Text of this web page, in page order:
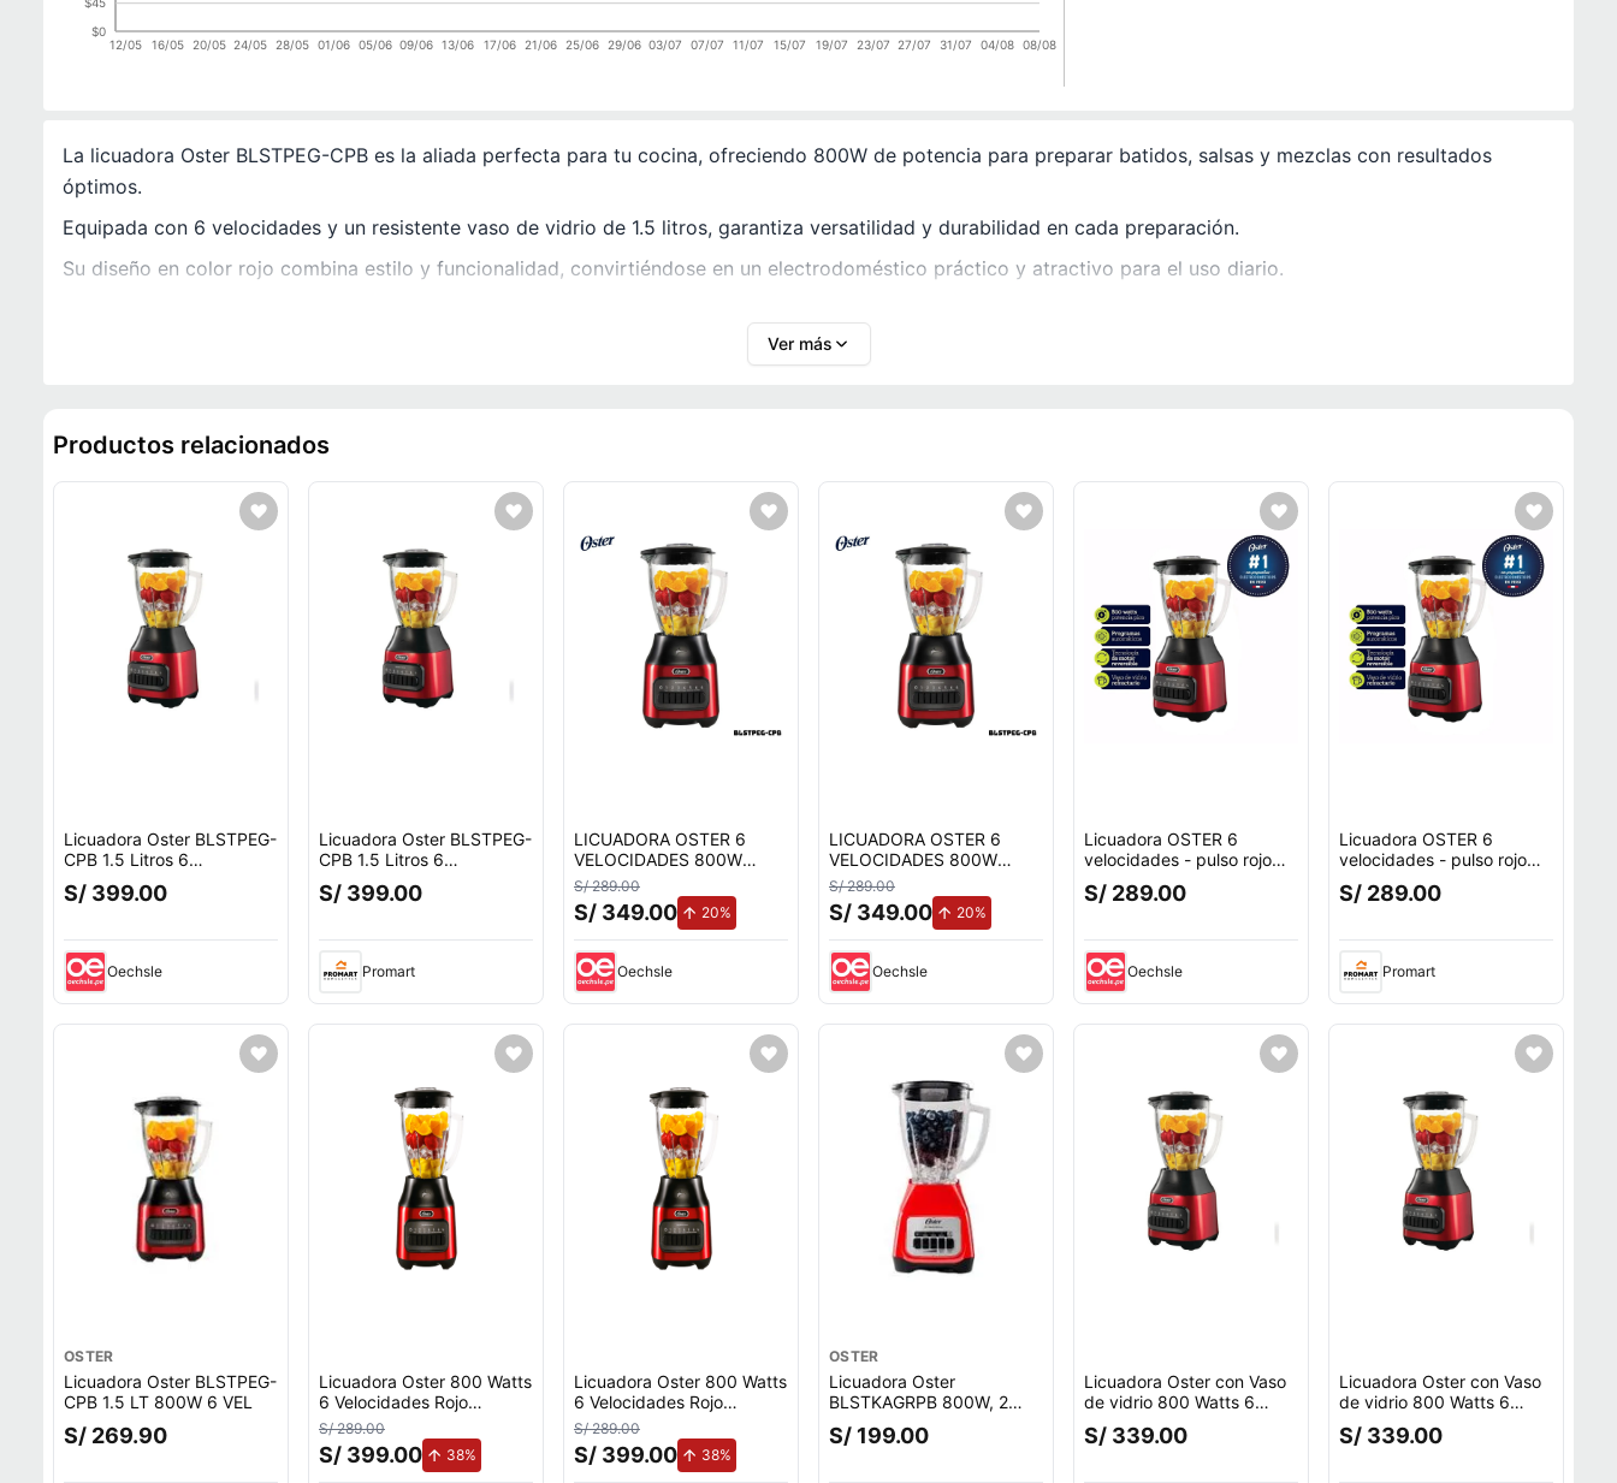
12/05 16/05 20/05 24/05 28/05 01/06 05/06 09/06 13/06 17/06 21/06 25/06 29/06 03/07 07/07 11/07 15/07 19/07 23/07 27/07 31/07 04/08 08/08
$0
La licuadora Oster BLSTPEG-CPB es la aliada perfecta para tu cocina, ofreciendo 800W de potencia para preparar batidos, salsas y mezclas con resultados
óptimos.
Equipada con 6 velocidades y un resistente vaso de vidrio de 1.5 litros, garantiza versatilidad y durabilidad en cada preparación.
Su diseño en color rojo combina estilo y funcionalidad, convirtiéndose en un electrodoméstico práctico y atractivo para el uso diario.
Ver más
Productos relacionados
Licuadora Oster BLSTPEG-
CPB 1.5 Litros 6
Velocidades 600 watts rojo
S/ 399.00
Oechsle
Licuadora Oster BLSTPEG-
CPB 1.5 Litros 6
Velocidades 600 watts rojo
S/ 399.00
Promart
LICUADORA OSTER 6
VELOCIDADES 800W
ROJA - BLSTPEG-CPB
S/ 289.00
S/ 349.00 20%
Oechsle
LICUADORA OSTER 6
VELOCIDADES 800W
ROJA - BLSTPEG-CPB
S/ 289.00
S/ 349.00 20%
Oechsle
Licuadora OSTER 6
velocidades - pulso rojo
BLSTPEG-CPB - ROJO
S/ 289.00
Oechsle
Licuadora OSTER 6
velocidades - pulso rojo
BLSTPEG-CPB - ROJO
S/ 289.00
Promart
OSTER
Licuadora Oster BLSTPEG-
CPB 1.5 LT 800W 6 VEL
S/ 269.90
Licuadora Oster 800 Watts
6 Velocidades Rojo
BLSTPEG-CPB
S/ 289.00
S/ 399.00 38%
Licuadora Oster 800 Watts
6 Velocidades Rojo
BLSTPEG-CPB
S/ 289.00
S/ 399.00 38%
OSTER
Licuadora Oster
BLSTKAGRPB 800W, 2
velocidades + pulso, vaso
de vidrio 1.5 litros, rojo
S/ 199.00
Licuadora Oster con Vaso
de vidrio 800 Watts 6
Velocidades más pulso
Rojo BLSTPEG-CPB Nuevo
S/ 339.00
Licuadora Oster con Vaso
de vidrio 800 Watts 6
Velocidades más pulso
Rojo BLSTPEG-CPB Nuevo
S/ 339.00